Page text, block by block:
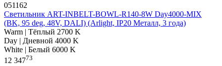
051162
Светильник ART-INBELT-BOWL-R140-8W Day4000-MIX
(BK, 95 deg, 48V, DALI) (Arlight, IP20 Металл, 3 года)
Warm | Тёплый 2700 K
Day | Дневной 4000 K
White | Белый 6000 K
12 34773